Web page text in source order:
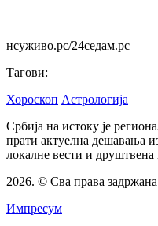
нсуживо.рс/24седам.рс
Тагови:
Хороскоп Астрологија
Србија на истоку је
прати актуелна дешавања
локалне вести и
2026. © Сва права
Импресум